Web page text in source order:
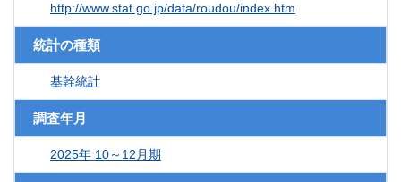
http://www.stat.go.jp/data/roudou/index.htm
統計の種類
基幹統計
調査年月
2025年 10～12月期